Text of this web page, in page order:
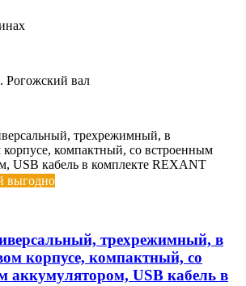
Рогожский вал
выгодно
трехрежимный, в
корпусе, компактный, со
аккумулятором, USB кабель в